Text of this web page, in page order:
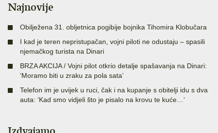
Najnovije
Obilježena 31. obljetnica pogibije bojnika Tihomira Klobučara
I kad je teren nepristupačan, vojni piloti ne odustaju – spasili
njemačkog turista na Dinari
BRZA AKCIJA / Vojni pilot otkrio detalje spašavanja na Dinari:
‘Moramo biti u zraku za pola sata’
Telefon im je uvijek u ruci, čak i na kupanje s obitelji idu s dva
auta: ‘Kad smo vidjeli što je pisalo na krovu te kuće…‘